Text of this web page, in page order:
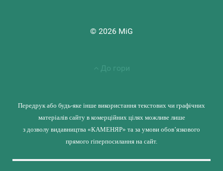
© 2026 MiG
До гори
Передрук або будь-яке інше використання текстових чи графічних
матеріалів сайту в комерційних цілях можливе лише
з дозволу видавництва «КАМЕНЯР» та за умови обов’язкового
прямого гіперпосилання на сайт.